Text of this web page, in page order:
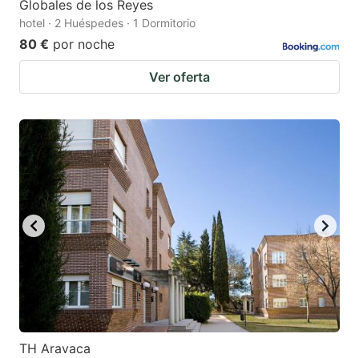
Globales de los Reyes
hotel · 2 Huéspedes · 1 Dormitorio
80 € por noche
Ver oferta
TH Aravaca